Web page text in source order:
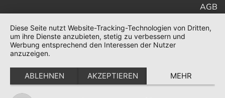
AGB
Diese Seite nutzt Website-Tracking-Technologien von Dritten,
um ihre Dienste anzubieten, stetig zu verbessern und
Werbung entsprechend den Interessen der Nutzer
anzuzeigen.
ABLEHNEN AKZEPTIEREN MEHR